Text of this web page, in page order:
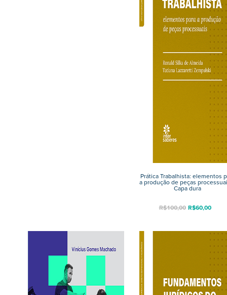
Prática Trabalhista: elementos
a produção de peças
Capa dura
R$100,00 R$60,00